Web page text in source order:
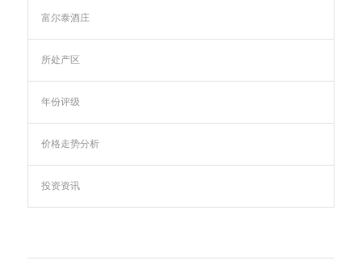
富尔泰酒庄
所处产区
年份评级
价格走势分析
投资资讯